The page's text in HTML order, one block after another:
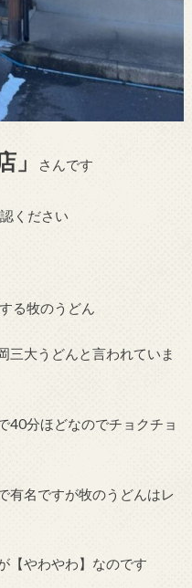
」 さんです
ください
る牧のうどん
三大うどんと言われていま
40分ほどなのでチョクチョ
有名ですが牧のうどんはレ
【やわやわ】なのです